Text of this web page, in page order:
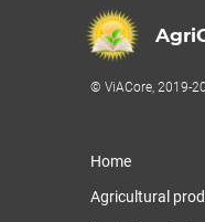
© ViACore, 2019-
Home
Agricultural